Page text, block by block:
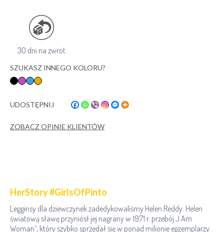
30 dni na zwrot
SZUKASZ INNEGO KOLORU?
UDOSTĘPNIJ
ZOBACZ OPINIE KLIENTÓW
HerStory #GirlsOfPinto
Legginsy dla dziewczynek zadedykowaliśmy Helen Reddy. Helen
światową sławę przyniósł jej nagrany w 1971 r. przebój „I Am
Woman”, który szybko sprzedał się w ponad milionie egzemplarzy.